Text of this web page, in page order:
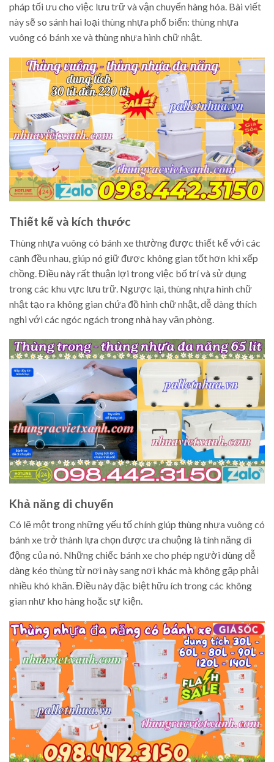
pháp tối ưu cho việc lưu trữ và vận chuyển hàng hóa. Bài viết
này sẽ so sánh hai loại thùng nhựa phổ biến: thùng nhựa
vuông có bánh xe và thùng nhựa hình chữ nhật.
Thiết kế và kích thước
Thùng nhựa vuông có bánh xe thường được thiết kế với các
cạnh đều nhau, giúp nó giữ được không gian tốt hơn khi xếp
chồng. Điều này rất thuận lợi trong việc bố trí và sử dụng
trong các khu vực lưu trữ. Ngược lại, thùng nhựa hình chữ
nhật tạo ra không gian chứa đồ hình chữ nhật, dễ dàng thích
nghi với các ngóc ngách trong nhà hay văn phòng.
Khả năng di chuyển
Có lẽ một trong những yếu tố chính giúp thùng nhựa vuông có
bánh xe trở thành lựa chọn được ưa chuộng là tính năng di
động của nó. Những chiếc bánh xe cho phép người dùng dễ
dàng kéo thùng từ nơi này sang nơi khác mà không gặp phải
nhiều khó khăn. Điều này đặc biệt hữu ích trong các không
gian như kho hàng hoặc sự kiện.